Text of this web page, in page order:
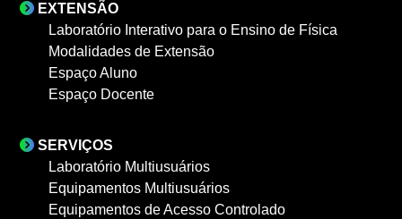
EXTENSÃO
Laboratório Interativo para o Ensino de Física
Modalidades de Extensão
Espaço Aluno
Espaço Docente
SERVIÇOS
Laboratório Multiusuários
Equipamentos Multiusuários
Equipamentos de Acesso Controlado